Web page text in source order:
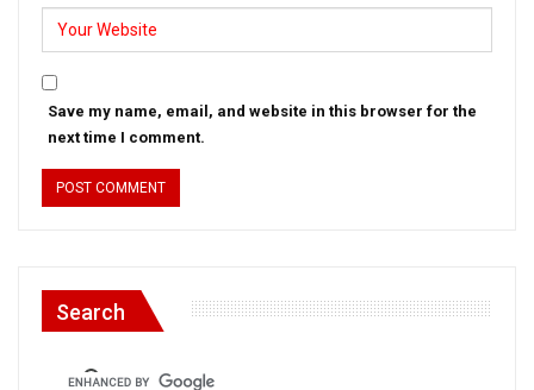
Save my name, email, and website in this browser for the
next time I comment.
Search